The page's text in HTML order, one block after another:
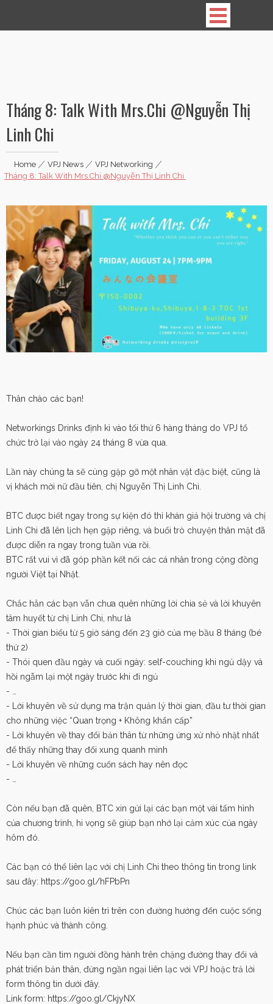
Vietnamese Professionals in Japan
Tháng 8: Talk With Mrs.Chi @Nguyễn Thị
Linh Chi
Home|VPJ News|VPJ Networking|
Tháng 8: Talk With Mrs.Chi @Nguyễn Thị Linh Chi
Thân chào các bạn!
Networkings Drinks định kì vào tối thứ 6 hàng tháng do VPJ tổ
chức trở lại vào ngày 24 tháng 8 vừa qua.
Lần này chúng ta sẽ cùng gặp gỡ một nhân vật đặc biệt, cũng là
vị khách mời nữ đầu tiên, chị Nguyễn Thị Linh Chi.
BTC được biết ngay trong sự kiện đó thì khán giả hội trường và chị
Linh Chi đã lên lịch hẹn gặp riêng, và buổi trò chuyện thân mật đã
được diễn ra ngay trong tuần vừa rồi.
BTC rất vui vì đã góp phần kết nối các cá nhân trong cộng đồng
người Việt tại Nhật.
Chắc hẳn các bạn vẫn chưa quên những lời chia sẻ và lời khuyên
tâm huyết từ chị Linh Chi, như là
- Thời gian biểu từ 5 giờ sáng đến 23 giờ của mẹ bầu 8 tháng (bé
thứ 2)
- Thói quen đầu ngày và cuối ngày: self-couching khi ngủ dậy và
hồi ngẫm lại một ngày trước khi đi ngủ
- …
- Lời khuyên về sử dụng ma trận quản lý thời gian, đầu tư thời gian
cho những việc “Quan trọng + Không khẩn cấp”
- Lời khuyên về thay đổi bản thân từ những ứng xử nhỏ nhặt nhất
để thấy những thay đổi xung quanh mình
- Lời khuyên về những cuốn sách hay nên đọc
- …
Còn nếu bạn đã quên, BTC xin gửi lại các bạn một vài tấm hình
của chương trình, hi vọng sẽ giúp bạn nhớ lại cảm xúc của ngày
hôm đó.
Các bạn có thể liên lạc với chị Linh Chi theo thông tin trong link
sau đây: https://goo.gl/hFPbPn
Chúc các bạn luôn kiên trì trên con đường hướng đến cuộc sống
hạnh phúc và thành công.
Nếu bạn cần tìm người đồng hành trên chặng đường thay đổi và
phát triển bản thân, đừng ngần ngại liên lạc với VPJ hoặc trả lời
form thông tin dưới đây.
Link form: https://goo.gl/CkjyNX